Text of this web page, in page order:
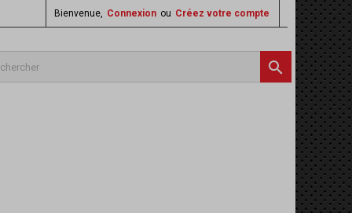
Bienvenue, Connexion ou Créez votre compte
